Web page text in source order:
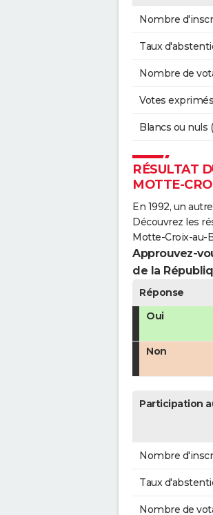
Nombre
Taux
Nombre de
Votes exprimés
Blancs ou nuls
RÉSULTAT
MOTTE-
En 1992, un
Découvrez les
Motte-Croix-au-
Approuvez-
de la
Réponse
Oui
Non
Participation
Nombre
Taux
Nombre de